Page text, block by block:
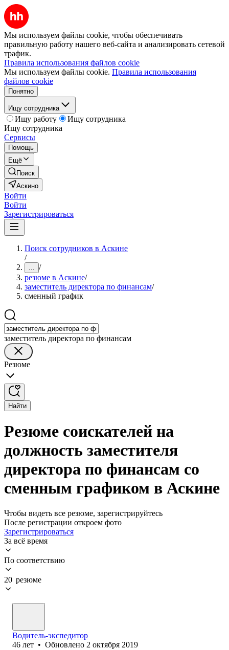
Мы используем файлы cookie, чтобы обеспечивать
правильную работу нашего веб-сайта и анализировать сетевой
трафик.
Правила использования файлов cookie
Мы используем файлы cookie. Правила использования
файлов cookie
Понятно
Ищу сотрудника
Ищу работу
Ищу сотрудника
Ищу сотрудника
Сервисы
Помощь
Ещё
Поиск
Аскино
Войти
Войти
Зарегистрироваться
Поиск сотрудников в Аскине
/
... /
резюме в Аскине/
заместитель директора по финансам/
сменный график
заместитель директора по финансам
Резюме
Найти
Резюме соискателей на
должность заместителя
директора по финансам со
сменным графиком в Аскине
Чтобы видеть все резюме, зарегистрируйтесь
После регистрации откроем фото
Зарегистрироваться
За всё время
По соответствию
20 резюме
Водитель-экспедитор
46 лет • Обновлено 2 октября 2019